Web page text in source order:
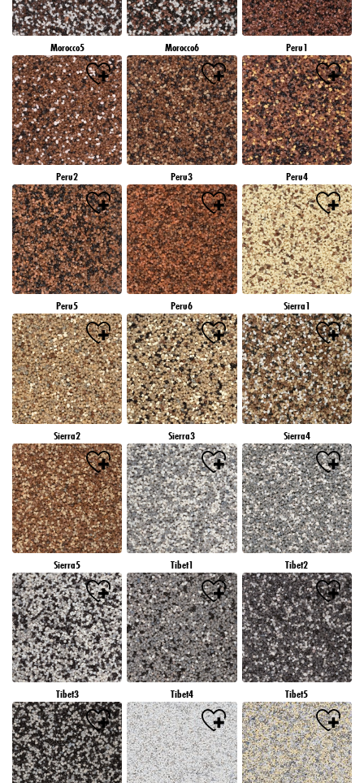
Morocco5 Morocco6 Peru1
Peru2 Peru3 Peru4
Peru5 Peru6 Sierra1
Sierra2 Sierra3 Sierra4
Sierra5 Tibet1 Tibet2
Tibet3 Tibet4 Tibet5